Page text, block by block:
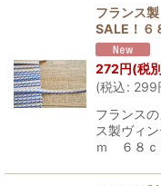
フランス
SALE！６
272円(税
(税込: 299
フランス
ス製ヴィ
ｍ ６８ｃ